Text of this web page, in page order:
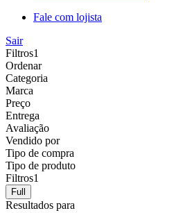
Fale com lojista
Sair
Filtros1
Ordenar
Categoria
Marca
Preço
Entrega
Avaliação
Vendido por
Tipo de compra
Tipo de produto
Filtros1
Full
Resultados para